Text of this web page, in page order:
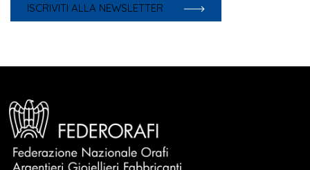
ISCRIVITI ALLA NEWSLETTER